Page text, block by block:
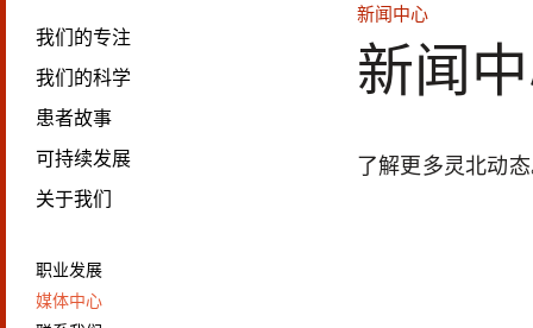
我们的专注
我们的科学
患者故事
可持续发展
关于我们
职业发展
媒体中心
新闻中心
新闻
了解更多灵北动